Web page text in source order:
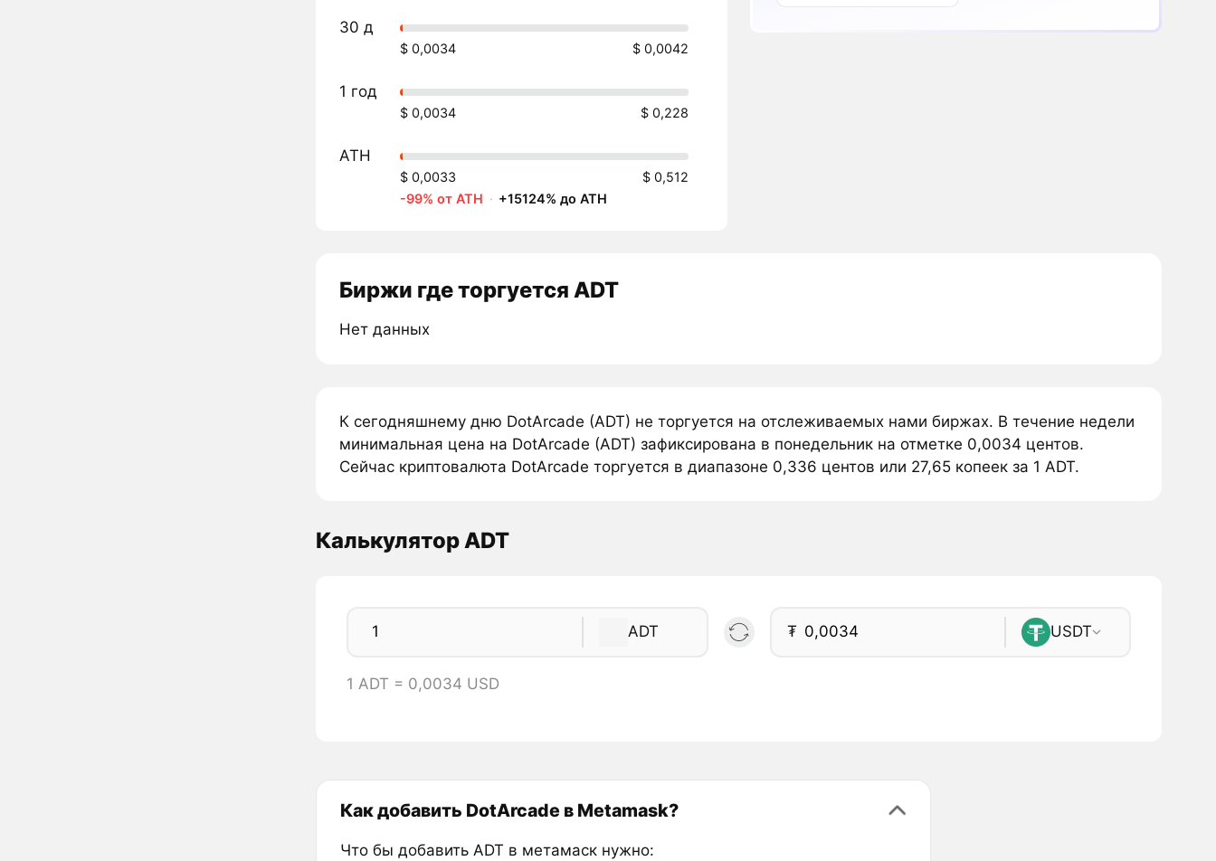
30 д
$ 0,0034 $ 0,0042
1 год
$ 0,0034 $ 0,228
ATH
$ 0,0033
$ 0,512
-99% от ATH · +15124% до ATH
Биржи где торгуется ADT
Нет данных
К сегодняшнему дню DotArcade (ADT) не торгуется на отслеживаемых нами биржах. В течение недели
минимальная цена на DotArcade (ADT) зафиксирована в понедельник на отметке 0,0034 центов.
Сейчас криптовалюта DotArcade торгуется в диапазоне 0,336 центов или 27,65 копеек за 1 ADT.
Калькулятор ADT
ADT ₮ USDT
1 ADT = 0,0034 USD
Как добавить DotArcade в Metamask?
Что бы добавить ADT в метамаск нужно: